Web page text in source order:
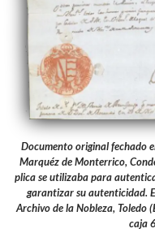
Documento original fechado
Marquéz de Monterrico,
plica se utilizaba para
garantizar su autenticidad.
Archivo de la Nobleza, Toledo
caja